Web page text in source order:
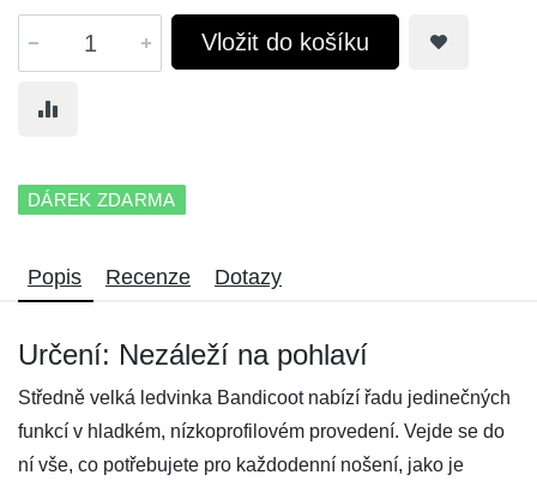
Vložit do košíku
DÁREK ZDARMA
Popis Recenze Dotazy
Určení: Nezáleží na pohlaví
Středně velká ledvinka Bandicoot nabízí řadu jedinečných
funkcí v hladkém, nízkoprofilovém provedení. Vejde se do
ní vše, co potřebujete pro každodenní nošení, jako je